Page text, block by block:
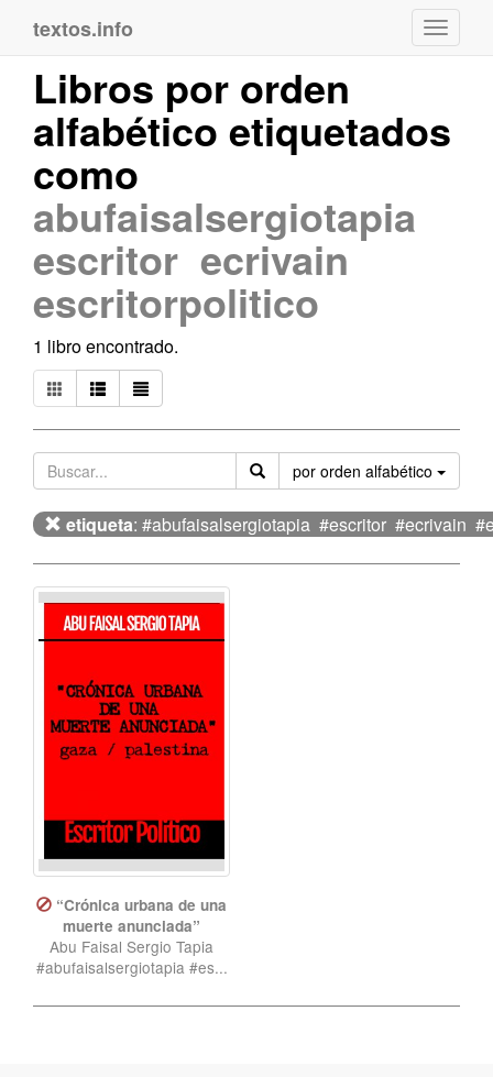
textos.info
Libros por orden
alfabético etiquetados
como
abufaisalsergiotapia
escritor ecrivain
escritorpolitico
1 libro encontrado.
por orden alfabético
etiqueta: #abufaisalsergiotapia #escritor #ecrivain
“Crónica urbana de una
muerte anunciada”
Abu Faisal Sergio Tapia
#abufaisalsergiotapia #es...